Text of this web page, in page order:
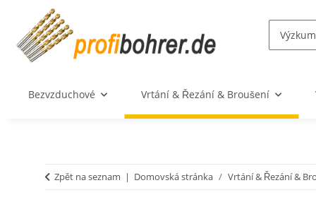
Bezvzduchové Vrtání & Řezání & Broušení
Zpět na seznam Domovská stránka Vrtání & Řezání &